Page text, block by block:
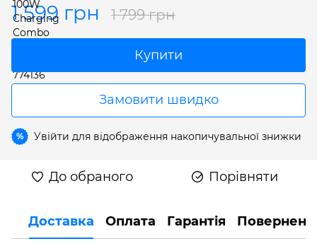
1 599 грн 1 799 грн
Купити
Замовити швидко
% Увійти для відображення накопичувальної знижки
До обраного Порівняти
Доставка Оплата Гарантія